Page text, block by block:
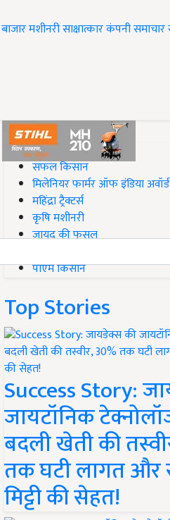
बाजारमशीनरीसाक्षात्कारकंपनी समाचार
#Top on Krishi Jagran
सफल किसान
मिलेनियर फार्मर ऑफ इंडिया अवॉर्ड
महिंद्रा ट्रैक्टर्स
कृषि मशीनरी
जायद की फसल
पीएम किसान
Top Stories
Success Story:
जायटॉनिक
बदली खेती की
तक घटी लागत और
मिट्टी की सेहत!